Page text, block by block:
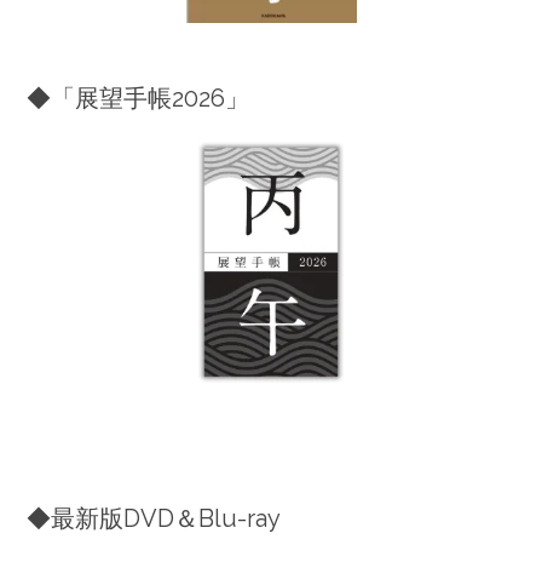
◆「展望手帳2026」
◆最新版DVD＆Blu-ray